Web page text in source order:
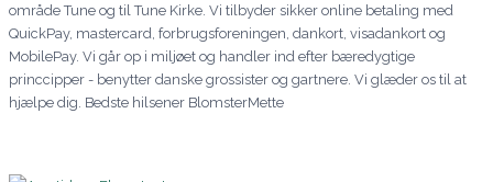
område Tune og til Tune Kirke. Vi tilbyder sikker online betaling med
QuickPay, mastercard, forbrugsforeningen, dankort, visadankort og
MobilePay. Vi går op i miljøet og handler ind efter bæredygtige
princcipper - benytter danske grossister og gartnere. Vi glæder os til at
hjælpe dig. Bedste hilsener BlomsterMette